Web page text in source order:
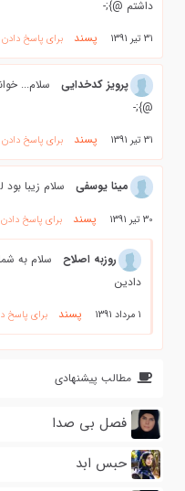
داشتم @};-
31 تیر 1391 پسند برای پاسخ
پرویز کدخدایی
سلام...
@};-
31 تیر 1391 پسند برای پاسخ
مینا یوسفی سلام زیبا
30 تیر 1391 پسند برای پاسخ
روزبه اصلاح
سلام به
دادین
1 مرداد 1391 پسند برای پاسخ
مطالب پیشنهادی
فصل بی صدا
حبس ابد